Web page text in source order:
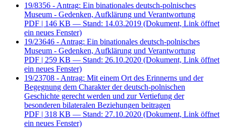
19/8356 - Antrag: Ein binationales deutsch-polnisches
Museum - Gedenken, Aufklärung und Verantwortung
PDF | 146 KB — Stand: 14.03.2019 (Dokument, Link öffnet
ein neues Fenster)
19/23646 - Antrag: Ein binationales deutsch-polnisches
Museum - Gedenken, Aufklärung und Verantwortung
PDF | 259 KB — Stand: 26.10.2020 (Dokument, Link öffnet
ein neues Fenster)
19/23708 - Antrag: Mit einem Ort des Erinnerns und der
Begegnung dem Charakter der deutsch-polnischen
Geschichte gerecht werden und zur Vertiefung der
besonderen bilateralen Beziehungen beitragen
PDF | 318 KB — Stand: 27.10.2020 (Dokument, Link öffnet
ein neues Fenster)